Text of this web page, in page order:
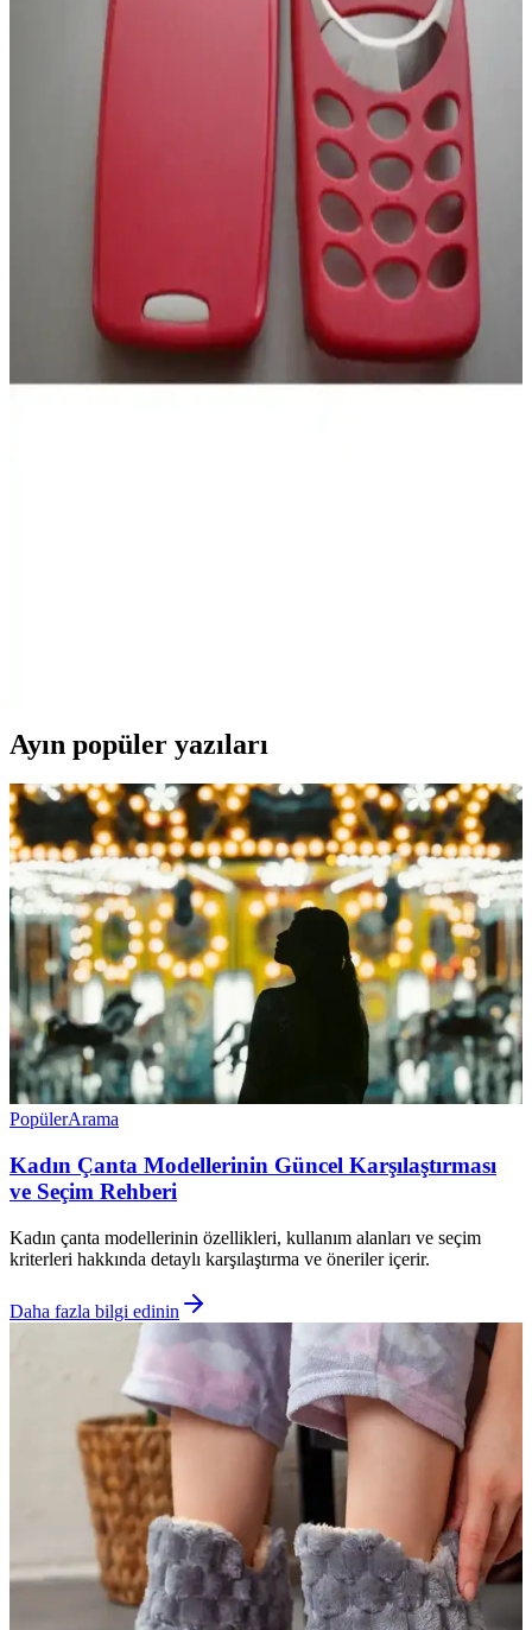
Samsung Galaxy S22 Siyah, şık tasarımı, yüksek performansı ve
gelişmiş kameralarıyla günlük kullanım ve tarzınızı yansıtmak için
ideal bir akıllı telefondur.
Samsung B310 ve B310 Dual Sim Tuşlu Telefonların
Samsung B310 ve B310 Dual Sim modellerinin özellikleri, kullanıcı
yorumları ve karşılaştırmasıyla, ihtiyaçlarınıza en uygun tuşlu
telefonu seçmenize yardımcı oluyoruz.
Apple iPhone 13 Pro ve iPhone 15 Pro
Karşılaştırması Hangi Model Daha Uygun
iPhone 13 Pro ve iPhone 15 Pro'nun özellikleri, performansları ve
kullanıcı yorumlarıyla karşılaştırması detaylı şekilde sunuluyor.
Ayın popüler yazıları
PopülerArama
Kadın Çanta Modellerinin Güncel Karşılaştırması
ve Seçim Rehberi
Kadın çanta modellerinin özellikleri, kullanım alanları ve seçim
kriterleri hakkında detaylı karşılaştırma ve öneriler içerir.
Daha fazla bilgi edinin